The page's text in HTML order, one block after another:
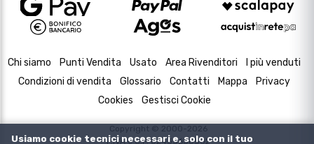
Chi siamo Punti Vendita Usato Area Rivenditori
I più venduti
Condizioni di vendita
Glossario Contatti Mappa
Privacy
Cookies
Gestisci Cookie
Copyright © 2000-2026
P.IVA e C.F. 02433630502
Usiamo cookie tecnici necessari e, solo con il tuo